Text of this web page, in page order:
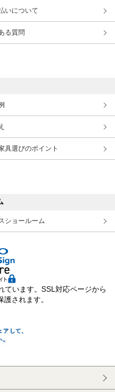
いについて
る質問
具選びのポイント
ショールーム
ています。SSL対応ページから
されます。